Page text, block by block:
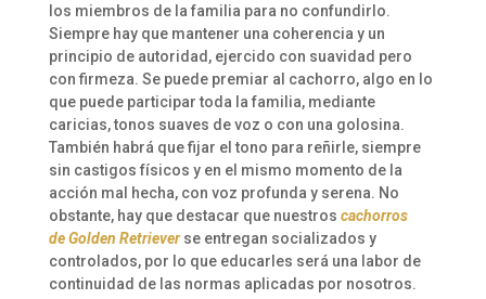
los miembros de la familia para no confundirlo.
Siempre hay que mantener una coherencia y un
principio de autoridad, ejercido con suavidad pero
con firmeza. Se puede premiar al cachorro, algo en lo
que puede participar toda la familia, mediante
caricias, tonos suaves de voz o con una golosina.
También habrá que fijar el tono para reñirle, siempre
sin castigos físicos y en el mismo momento de la
acción mal hecha, con voz profunda y serena. No
obstante, hay que destacar que nuestros cachorros
de Golden Retrieverse entregan socializados y
controlados, por lo que educarles será una labor de
continuidad de las normas aplicadas por nosotros.